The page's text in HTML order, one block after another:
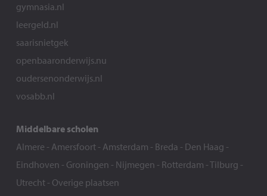
gymnasia.nl
leergeld.nl
saarisnietgek
openbaaronderwijs.nu
oudersenonderwijs.nl
vosabb.nl
Middelbare scholen
Almere - Amersfoort- Amsterdam - Breda - Den Haag -
Eindhoven - Groningen - Nijmegen - Rotterdam -Tilburg -
Utrecht- Overige plaatsen